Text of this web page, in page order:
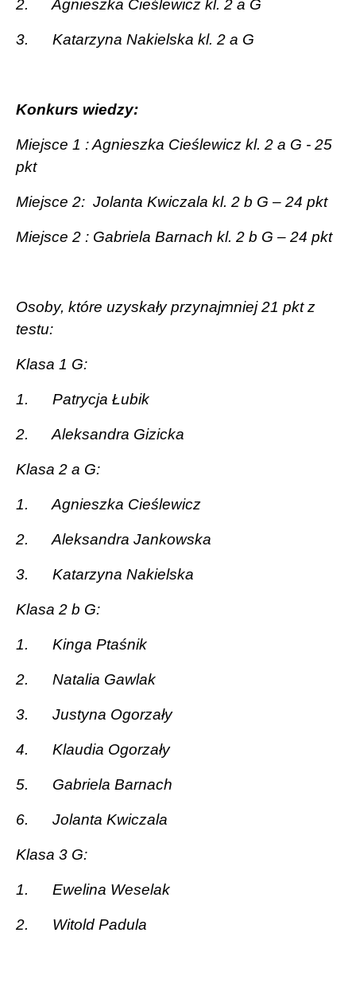
2. Agnieszka Cieślewicz kl. 2 a G
3. Katarzyna Nakielska kl. 2 a G
Konkurs wiedzy:
Miejsce 1 : Agnieszka Cieślewicz kl. 2 a G - 25
pkt
Miejsce 2: Jolanta Kwiczala kl. 2 b G – 24 pkt
Miejsce 2 : Gabriela Barnach kl. 2 b G – 24 pkt
Osoby, które uzyskały przynajmniej 21 pkt z
testu:
Klasa 1 G:
1. Patrycja Łubik
2. Aleksandra Gizicka
Klasa 2 a G:
1. Agnieszka Cieślewicz
2. Aleksandra Jankowska
3. Katarzyna Nakielska
Klasa 2 b G:
1. Kinga Ptaśnik
2. Natalia Gawlak
3. Justyna Ogorzały
4. Klaudia Ogorzały
5. Gabriela Barnach
6. Jolanta Kwiczala
Klasa 3 G:
1. Ewelina Weselak
2. Witold Padula